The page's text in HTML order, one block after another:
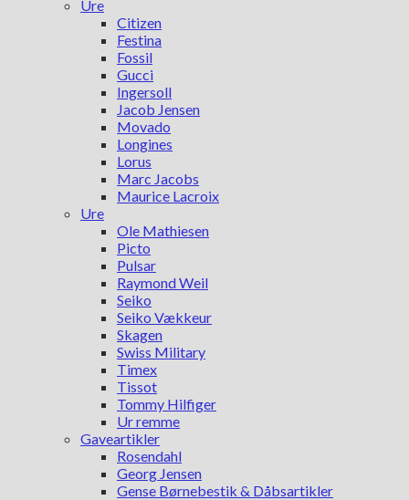
Ure
Citizen
Festina
Fossil
Gucci
Ingersoll
Jacob Jensen
Movado
Longines
Lorus
Marc Jacobs
Maurice Lacroix
Ure
Ole Mathiesen
Picto
Pulsar
Raymond Weil
Seiko
Seiko Vækkeur
Skagen
Swiss Military
Timex
Tissot
Tommy Hilfiger
Ur remme
Gaveartikler
Rosendahl
Georg Jensen
Gense Børnebestik & Dåbsartikler